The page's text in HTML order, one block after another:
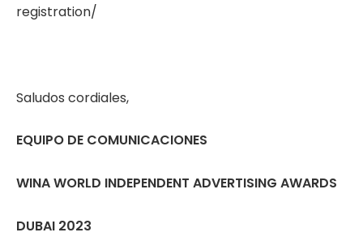
registration/
Saludos cordiales,
EQUIPO DE COMUNICACIONES
WINA WORLD INDEPENDENT ADVERTISING AWARDS
DUBAI 2023